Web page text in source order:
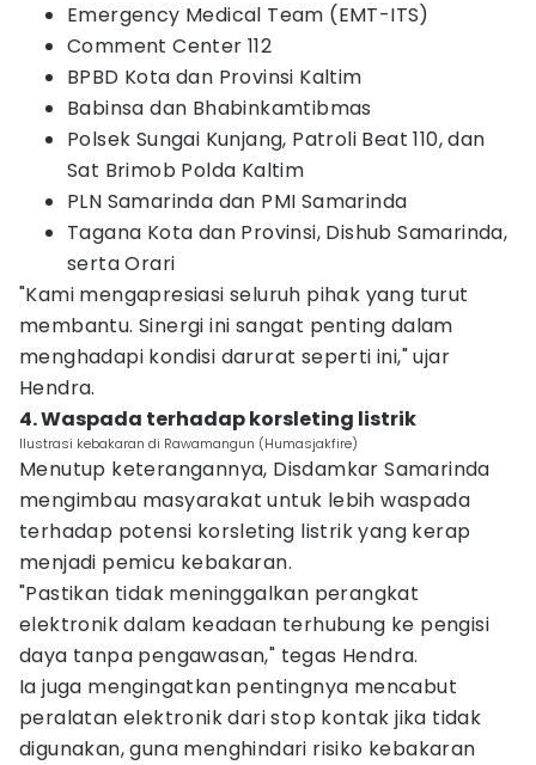
Emergency Medical Team (EMT-ITS)
Comment Center 112
BPBD Kota dan Provinsi Kaltim
Babinsa dan Bhabinkamtibmas
Polsek Sungai Kunjang, Patroli Beat 110, dan
Sat Brimob Polda Kaltim
PLN Samarinda dan PMI Samarinda
Tagana Kota dan Provinsi, Dishub Samarinda,
serta Orari
"Kami mengapresiasi seluruh pihak yang turut
membantu. Sinergi ini sangat penting dalam
menghadapi kondisi darurat seperti ini," ujar
Hendra.
4. Waspada terhadap korsleting listrik
Ilustrasi kebakaran di Rawamangun (Humasjakfire)
Menutup keterangannya, Disdamkar Samarinda
mengimbau masyarakat untuk lebih waspada
terhadap potensi korsleting listrik yang kerap
menjadi pemicu kebakaran.
"Pastikan tidak meninggalkan perangkat
elektronik dalam keadaan terhubung ke pengisi
daya tanpa pengawasan," tegas Hendra.
Ia juga mengingatkan pentingnya mencabut
peralatan elektronik dari stop kontak jika tidak
digunakan, guna menghindari risiko kebakaran